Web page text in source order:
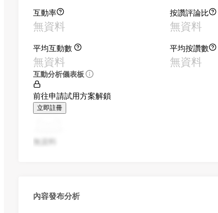
互動率
無資料
按讚評論比
無資料
平均互動數
無資料
平均按讚數
無資料
互動分析儀表板
前往申請試用方案解鎖
立即註冊
無資料
內容發布分析